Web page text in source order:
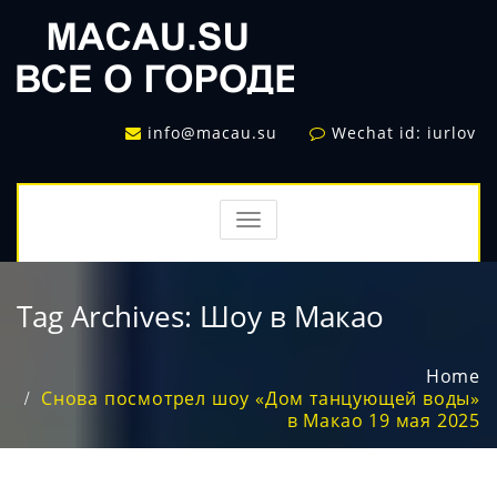
info@macau.su Wechat id: iurlov
TOGGLE
NAVIGATION
Tag Archives: Шоу в Макао
Home
Снова посмотрел шоу «Дом танцующей воды»
в Макао 19 мая 2025